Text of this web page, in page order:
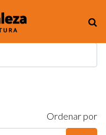
Ordenar por